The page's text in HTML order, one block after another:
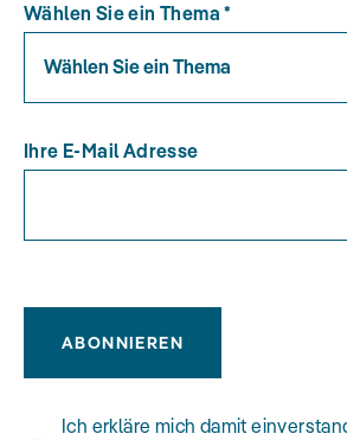
Wählen Sie ein Thema *
Wählen Sie ein Thema
Ihre E-Mail Adresse
ABONNIEREN
Ich erkläre mich damit